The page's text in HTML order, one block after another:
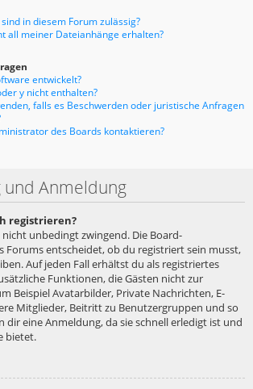
in diesem Forum zulässig?
all meiner Dateianhänge erhalten?
entwickelt?
y nicht enthalten?
falls es Beschwerden oder juristische Anfragen
des Boards kontaktieren?
und Anmeldung
registrieren?
nicht unbedingt zwingend. Die Board-
Forums entscheidet, ob du registriert sein musst,
Auf jeden Fall erhältst du als registriertes
Funktionen, die Gästen nicht zur
Beispiel Avatarbilder, Private Nachrichten, E-
Mitglieder, Beitritt zu Benutzergruppen und so
dir eine Anmeldung, da sie schnell erledigt ist und
bietet.